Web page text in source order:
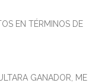
EN TÉRMINOS DE
GANADOR, ME